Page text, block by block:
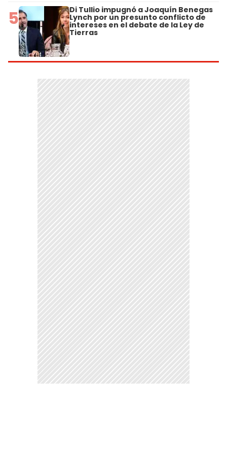
5 Di Tullio impugnó a Joaquín Benegas
Lynch por un presunto conflicto de
intereses en el debate de la Ley de
Tierras